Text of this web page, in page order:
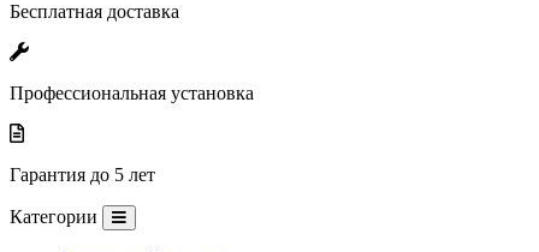
Бесплатная доставка
Профессиональная установка
Гарантия до 5 лет
Категории